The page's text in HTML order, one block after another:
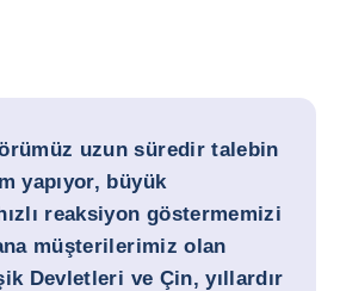
uzun süredir talebin
yapıyor, büyük
reaksiyon göstermemizi
müşterilerimiz olan
Devletleri ve Çin, yıllardır